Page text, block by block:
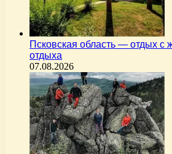
Псковская область — отдых с
отдыха
07.08.2026